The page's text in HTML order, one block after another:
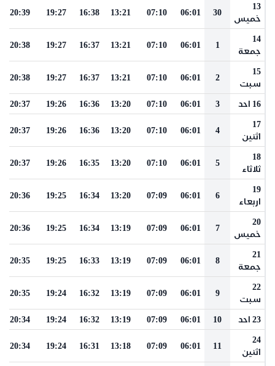
13
خميس
30
06:01
07:10
13:21
16:38
19:27
20:39
14
جمعة
1
06:01
07:10
13:21
16:37
19:27
20:38
15
سبت
2
06:01
07:10
13:21
16:37
19:27
20:38
16 احد 3
06:01
07:10
13:20
16:36
19:26
20:37
17
اثنين
4
06:01
07:10
13:20
16:36
19:26
20:37
18
ثلاثاء
5
06:01
07:10
13:20
16:35
19:26
20:37
19
اربعاء
6
06:01
07:09
13:20
16:34
19:25
20:36
20
خميس
7
06:01
07:09
13:19
16:34
19:25
20:36
21
جمعة
8
06:01
07:09
13:19
16:33
19:25
20:35
22
سبت
9
06:01
07:09
13:19
16:32
19:24
20:35
23 احد 10
06:01
07:09
13:19
16:32
19:24
20:34
24
اثنين
11
06:01
07:09
13:18
16:31
19:24
20:34